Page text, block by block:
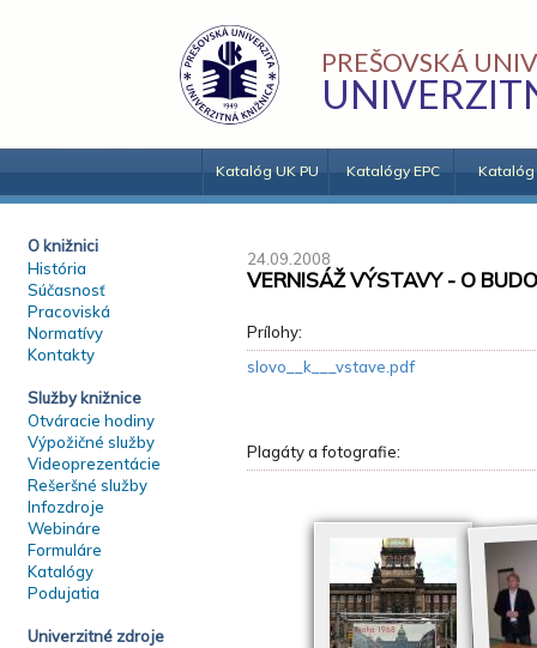
PREŠOVSKÁ
Katalóg UK PU Katalógy EPC Katalóg
O knižnici
História
Súčasnosť
Pracoviská
Normatívy
Kontakty
Služby knižnice
Otváracie hodiny
Výpožičné služby
Videoprezentácie
Rešeršné služby
Infozdroje
Webináre
Formuláre
Katalógy
Podujatia
Univerzitné zdroje
24.09.2008
VERNISÁŽ VÝSTAVY - O
Prílohy:
slovo__k___vstave.pdf
Plagáty a fotografie: